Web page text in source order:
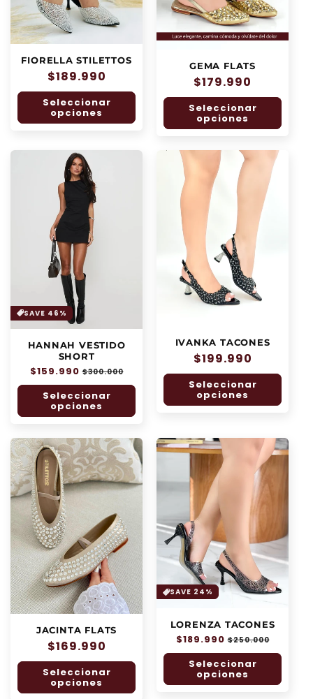
FIORELLA STILETTOS
Precio
habitual
$189.990
Seleccionar
opciones
GEMA FLATS
Precio
habitual
$179.990
Seleccionar
opciones
SAVE 46%
HANNAH VESTIDO
SHORT
Precio
habitual
$159.990 Precio
de
oferta
$300.000
Seleccionar
opciones
IVANKA TACONES
Precio
habitual
$199.990
Seleccionar
opciones
JACINTA FLATS
Precio
habitual
$169.990
Seleccionar
opciones
SAVE 24%
LORENZA TACONES
Precio
habitual
$189.990 Precio
de
oferta
$250.000
Seleccionar
opciones